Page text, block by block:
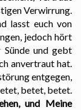
Verwirrung.
lasst euch von
jedoch hört
und gebt
anvertraut hat.
entgegen,
betet, betet.
und Meine